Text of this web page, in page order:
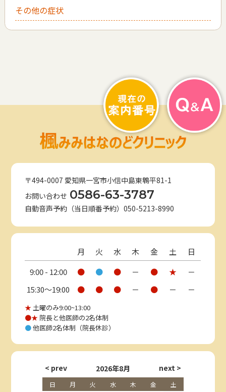
その他の症状
〒494-0007 愛知県一宮市小信中島東鵯平81-1
お問い合わせ 0586-63-3787
自動音声予約（当日順番予約）050-5213-8990
月 火 水 木 金 土
日
9:00 - 12:00
● ● ● － ● ★
－
15:30〜19:00
● ● ● － ● － －
★土曜のみ9:00~13:00
●★ 院長と他医師の2名体制
●他医師2名体制（院長休診）
2026年8月
日 月 火 水 木 金
土